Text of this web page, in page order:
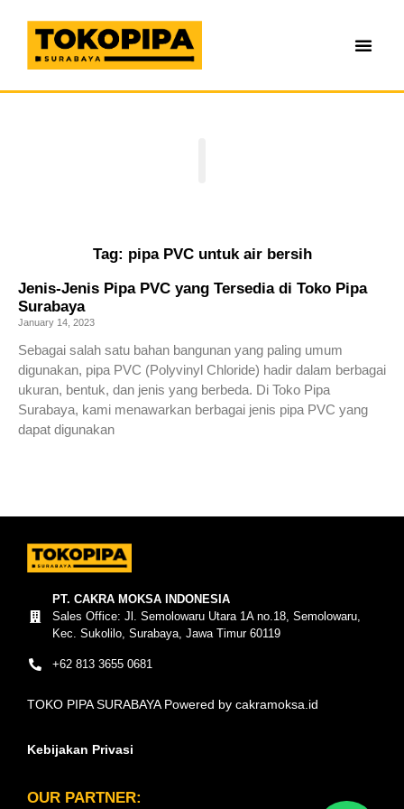
Tag: pipa PVC untuk air bersih
Jenis-Jenis Pipa PVC yang Tersedia di Toko Pipa
Surabaya
January 14, 2023
Sebagai salah satu bahan bangunan yang paling umum
digunakan, pipa PVC (Polyvinyl Chloride) hadir dalam berbagai
ukuran, bentuk, dan jenis yang berbeda. Di Toko Pipa
Surabaya, kami menawarkan berbagai jenis pipa PVC yang
dapat digunakan
PT. CAKRA MOKSA INDONESIA
Sales Office: Jl. Semolowaru Utara 1A no.18, Semolowaru,
Kec. Sukolilo, Surabaya, Jawa Timur 60119
+62 813 3655 0681
TOKO PIPA SURABAYA Powered by cakramoksa.id
Kebijakan Privasi
OUR PARTNER: